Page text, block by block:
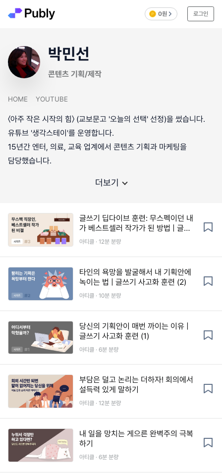
0원 로그인
박민선
콘텐츠 기획/제작
HOME YOUTUBE
〈아주 작은 시작의 힘〉 (교보문고 '오늘의 선택' 선정)을 썼습니다.
유튜브 '생각스테이'를 운영합니다.
15년간 엔터, 의료, 교육 업계에서 콘텐츠 기획과 마케팅을
더보기
글쓰기 딥다이브 훈련: 무스펙이던 내
가 베스트셀러 작가가 된 방법 | 글쓰
기 사고화 훈련 (3)
아티클 · 12분 분량
타인의 욕망을 발굴해서 내 기획안에
녹이는 법 | 글쓰기 사고화 훈련 (2)
아티클 · 10분 분량
당신의 기획안이 매번 까이는 이유 |
글쓰기 사고화 훈련 (1)
아티클 · 6분 분량
부담은 덜고 논리는 더하자! 회의에서
설득력 있게 말하기
아티클 · 12분 분량
내 일을 망치는 게으른 완벽주의 극복
하기
아티클 · 6분 분량